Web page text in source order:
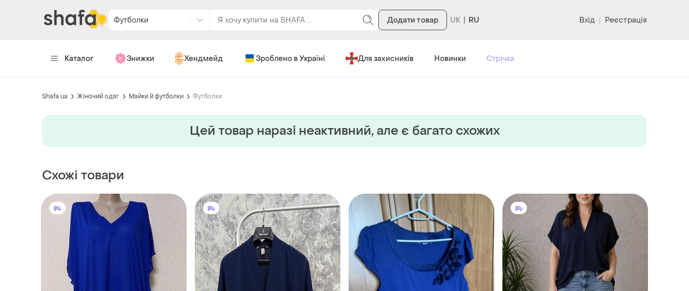
Футболки Додати товар RU Вхід | Реєстрація
Каталог Знижки Хендмейд Зроблено в Україні Для захисників Новинки Стрічка
Shafa.ua Жіночий одяг Майки й футболки Футболки
Цей товар наразi неактивний, але є багато схожих
Схожі товари